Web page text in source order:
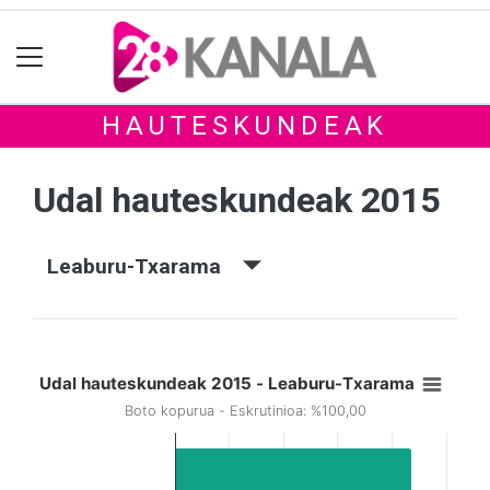
HAUTESKUNDEAK
Udal hauteskundeak 2015
Leaburu-Txarama
Udal hauteskundeak 2015 - Leaburu-Txarama
Boto kopurua - Eskrutinioa: %100,00